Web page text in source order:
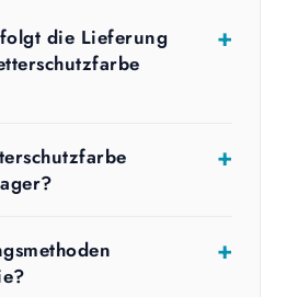
die Lieferung